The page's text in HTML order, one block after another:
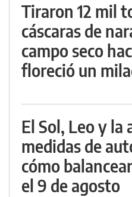
Tiraron 12 mil
cáscaras de
campo seco
floreció un
El Sol, Leo y
medidas de
cómo
el 9 de agosto